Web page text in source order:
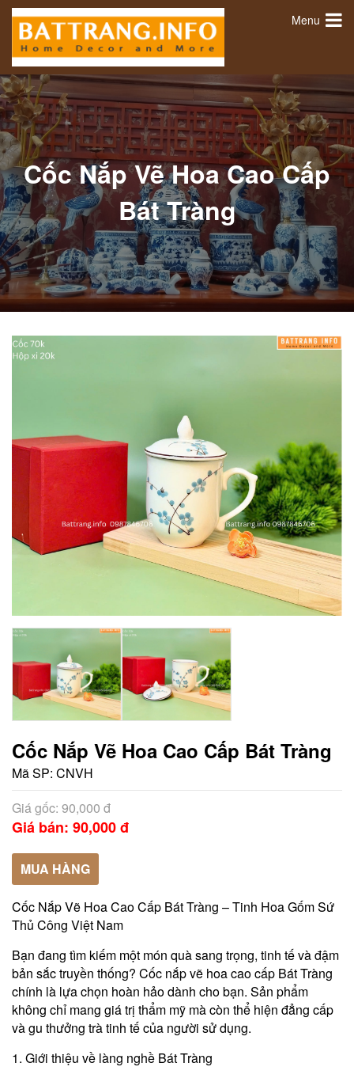
Menu
Cốc Nắp Vẽ Hoa Cao Cấp
Bát Tràng
Cốc Nắp Vẽ Hoa Cao Cấp Bát Tràng
Mã SP: CNVH
Giá gốc: 90,000 đ
Giá bán: 90,000 đ
MUA HÀNG
Cốc Nắp Vẽ Hoa Cao Cấp Bát Tràng – Tinh Hoa Gốm Sứ
Thủ Công Việt Nam
Bạn đang tìm kiếm một món quà sang trọng, tinh tế và đậm
bản sắc truyền thống? Cốc nắp vẽ hoa cao cấp Bát Tràng
chính là lựa chọn hoàn hảo dành cho bạn. Sản phẩm
không chỉ mang giá trị thẩm mỹ mà còn thể hiện đẳng cấp
và gu thưởng trà tinh tế của người sử dụng.
1. Giới thiệu về làng nghề Bát Tràng